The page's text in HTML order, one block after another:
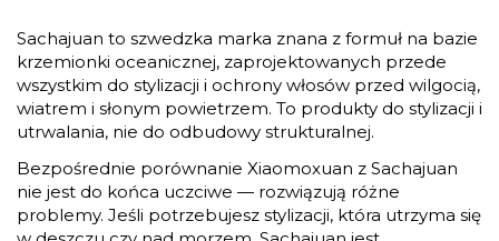
Sachajuan to szwedzka marka znana z formuł na bazie
krzemionki oceanicznej, zaprojektowanych przede
wszystkim do stylizacji i ochrony włosów przed wilgocią,
wiatrem i słonym powietrzem. To produkty do stylizacji i
utrwalania, nie do odbudowy strukturalnej.
Bezpośrednie porównanie Xiaomoxuan z Sachajuan
nie jest do końca uczciwe — rozwiązują różne
problemy. Jeśli potrzebujesz stylizacji, która utrzyma się